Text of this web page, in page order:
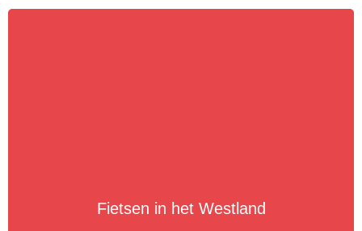
Fietsen in het Westland